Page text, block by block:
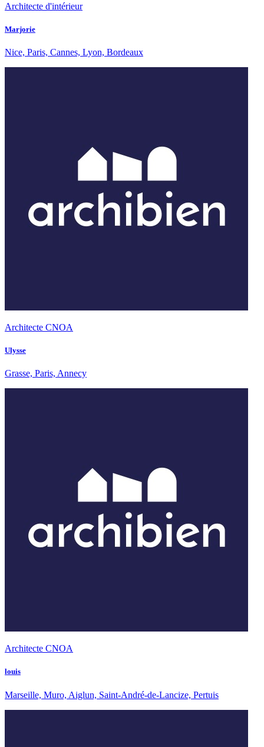
Architecte d'intérieur
Marjorie
Nice, Paris, Cannes, Lyon, Bordeaux
Architecte CNOA
Ulysse
Grasse, Paris, Annecy
Architecte CNOA
louis
Marseille, Muro, Aiglun, Saint-André-de-Lancize, Pertuis